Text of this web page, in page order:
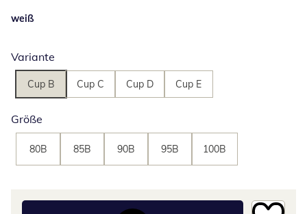
weiß
Variante
Cup B Cup C Cup D Cup E
Größe
80B 85B 90B 95B 100B